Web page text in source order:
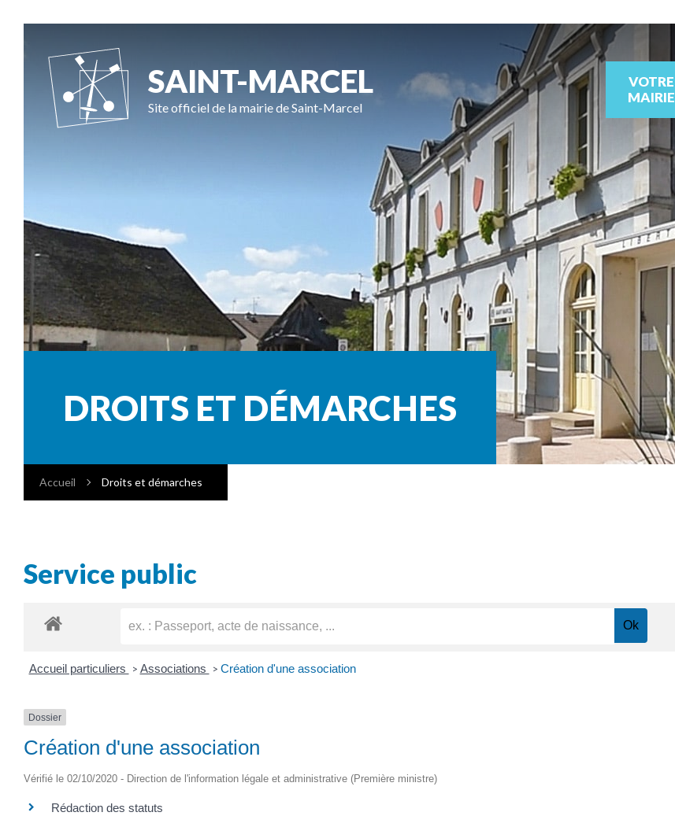
SAINT-MARCEL
Site officiel de la mairie de Saint-Marcel
VOTRE
MAIRIE
DROITS ET DÉMARCHES
Accueil Droits et démarches
Service public
Accueil particuliers > Associations > Création d'une association
Dossier
Création d'une association
Vérifié le 02/10/2020 - Direction de l'information légale et administrative (Première ministre)
Rédaction des statuts